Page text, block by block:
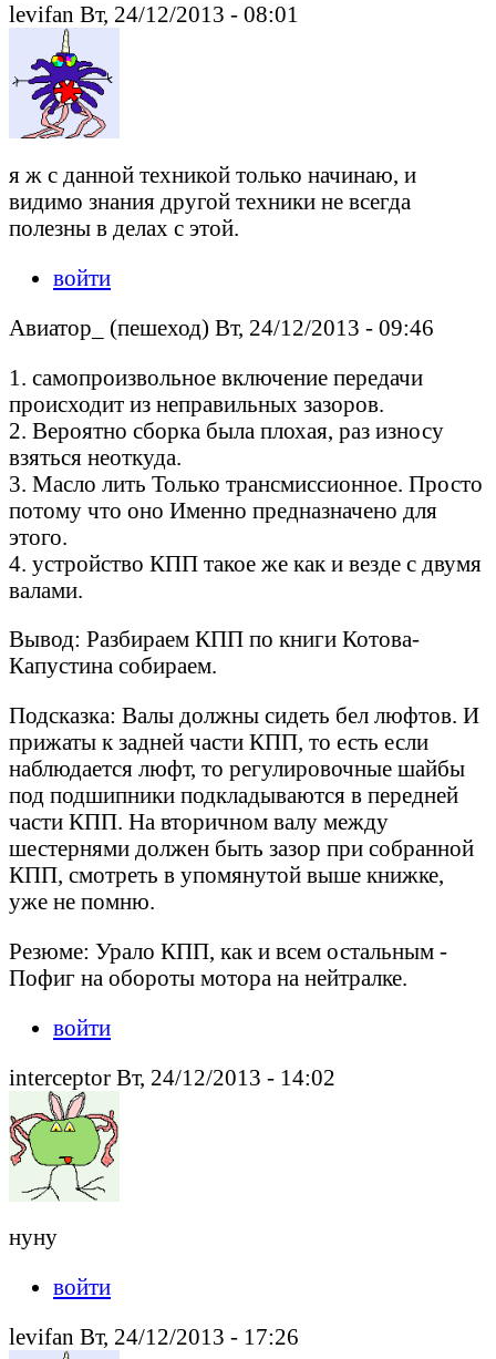
levifan Вт, 24/12/2013 - 08:01
я ж с данной техникой только начинаю, и
видимо знания другой техники не всегда
полезны в делах с этой.
войти
Авиатор_ (пешеход) Вт, 24/12/2013 - 09:46
1. самопроизвольное включение передачи
происходит из неправильных зазоров.
2. Вероятно сборка была плохая, раз износу
взяться неоткуда.
3. Масло лить Только трансмиссионное. Просто
потому что оно Именно предназначено для
этого.
4. устройство КПП такое же как и везде с двумя
валами.
Вывод: Разбираем КПП по книги Котова-
Капустина собираем.
Подсказка: Валы должны сидеть бел люфтов. И
прижаты к задней части КПП, то есть если
наблюдается люфт, то регулировочные шайбы
под подшипники подкладываются в передней
части КПП. На вторичном валу между
шестернями должен быть зазор при собранной
КПП, смотреть в упомянутой выше книжке,
уже не помню.
Резюме: Урало КПП, как и всем остальным -
Пофиг на обороты мотора на нейтралке.
войти
interceptor Вт, 24/12/2013 - 14:02
нуну
войти
levifan Вт, 24/12/2013 - 17:26